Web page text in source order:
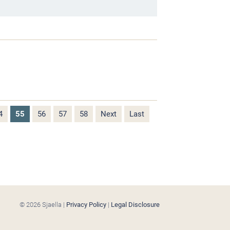
55 56 57 58 Next Last
© 2026 Sjaella | Privacy Policy| Legal Disclosure